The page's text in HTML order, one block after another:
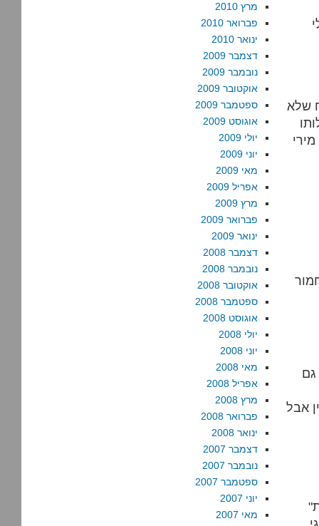
שלא
אבל
"הטענה המעניינת יותר של גבדאן היא שהוא לא פעל על דעת
מרץ 2010
פברואר 2010
ינואר 2010
דצמבר 2009
נובמבר 2009
אוקטובר 2009
ספטמבר 2009
אוגוסט 2009
יולי 2009
יוני 2009
מאי 2009
אפריל 2009
מרץ 2009
פברואר 2009
ינואר 2009
דצמבר 2008
נובמבר 2008
אוקטובר 2008
ספטמבר 2008
אוגוסט 2008
יולי 2008
יוני 2008
מאי 2008
אפריל 2008
מרץ 2008
פברואר 2008
ינואר 2008
דצמבר 2007
נובמבר 2007
ספטמבר 2007
יוני 2007
מאי 2007